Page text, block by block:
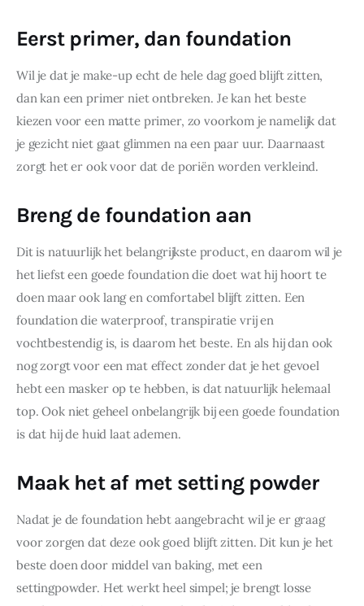
Eerst primer, dan foundation
Wil je dat je make-up echt de hele dag goed blijft zitten,
dan kan een primer niet ontbreken. Je kan het beste
kiezen voor een matte primer, zo voorkom je namelijk dat
je gezicht niet gaat glimmen na een paar uur. Daarnaast
zorgt het er ook voor dat de poriën worden verkleind.
Breng de foundation aan
Dit is natuurlijk het belangrijkste product, en daarom wil je
het liefst een goede foundation die doet wat hij hoort te
doen maar ook lang en comfortabel blijft zitten. Een
foundation die waterproof, transpiratie vrij en
vochtbestendig is, is daarom het beste. En als hij dan ook
nog zorgt voor een mat effect zonder dat je het gevoel
hebt een masker op te hebben, is dat natuurlijk helemaal
top. Ook niet geheel onbelangrijk bij een goede foundation
is dat hij de huid laat ademen.
Maak het af met setting powder
Nadat je de foundation hebt aangebracht wil je er graag
voor zorgen dat deze ook goed blijft zitten. Dit kun je het
beste doen door middel van baking, met een
settingpowder. Het werkt heel simpel; je brengt losse